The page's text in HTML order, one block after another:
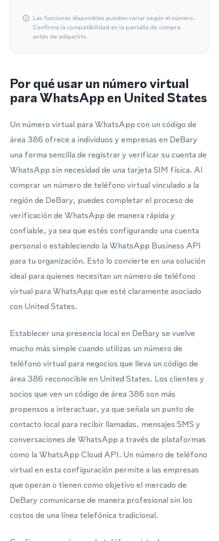
Las funciones disponibles pueden variar según el número.
Confirma la compatibilidad en la pantalla de compra
antes de adquirirlo.
Por qué usar un número virtual
para WhatsApp en United States
Un número virtual para WhatsApp con un código de
área 386 ofrece a individuos y empresas en DeBary
una forma sencilla de registrar y verificar su cuenta de
WhatsApp sin necesidad de una tarjeta SIM física. Al
comprar un número de teléfono virtual vinculado a la
región de DeBary, puedes completar el proceso de
verificación de WhatsApp de manera rápida y
confiable, ya sea que estés configurando una cuenta
personal o estableciendo la WhatsApp Business API
para tu organización. Esto lo convierte en una solución
ideal para quienes necesitan un número de teléfono
virtual para WhatsApp que esté claramente asociado
con United States.
Establecer una presencia local en DeBary se vuelve
mucho más simple cuando utilizas un número de
teléfono virtual para negocios que lleva un código de
área 386 reconocible en United States. Los clientes y
socios que ven un código de área 386 son más
propensos a interactuar, ya que señala un punto de
contacto local para recibir llamadas, mensajes SMS y
conversaciones de WhatsApp a través de plataformas
como la WhatsApp Cloud API. Un número de teléfono
virtual en esta configuración permite a las empresas
que operan o tienen como objetivo el mercado de
DeBary comunicarse de manera profesional sin los
costos de una línea telefónica tradicional.